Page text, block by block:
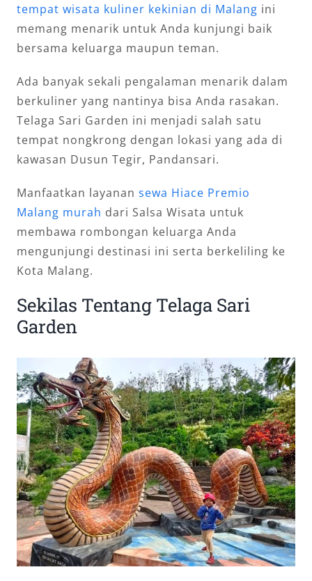
tempat wisata kuliner kekinian di Malang ini
memang menarik untuk Anda kunjungi baik
bersama keluarga maupun teman.
Ada banyak sekali pengalaman menarik dalam
berkuliner yang nantinya bisa Anda rasakan.
Telaga Sari Garden ini menjadi salah satu
tempat nongkrong dengan lokasi yang ada di
kawasan Dusun Tegir, Pandansari.
Manfaatkan layanan sewa Hiace Premio
Malang murah dari Salsa Wisata untuk
membawa rombongan keluarga Anda
mengunjungi destinasi ini serta berkeliling ke
Kota Malang.
Sekilas Tentang Telaga Sari
Garden